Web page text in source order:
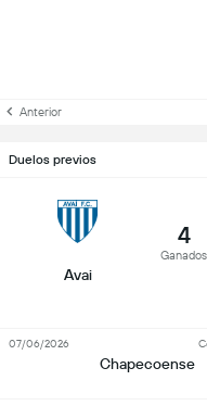
Anterior
Duelos previos
Avai
4
Ganados
Chapecoense
07/06/2026